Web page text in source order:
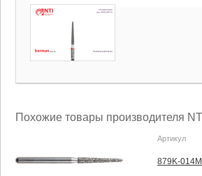
Похожие товары производителя NTI
Артикул
879K-